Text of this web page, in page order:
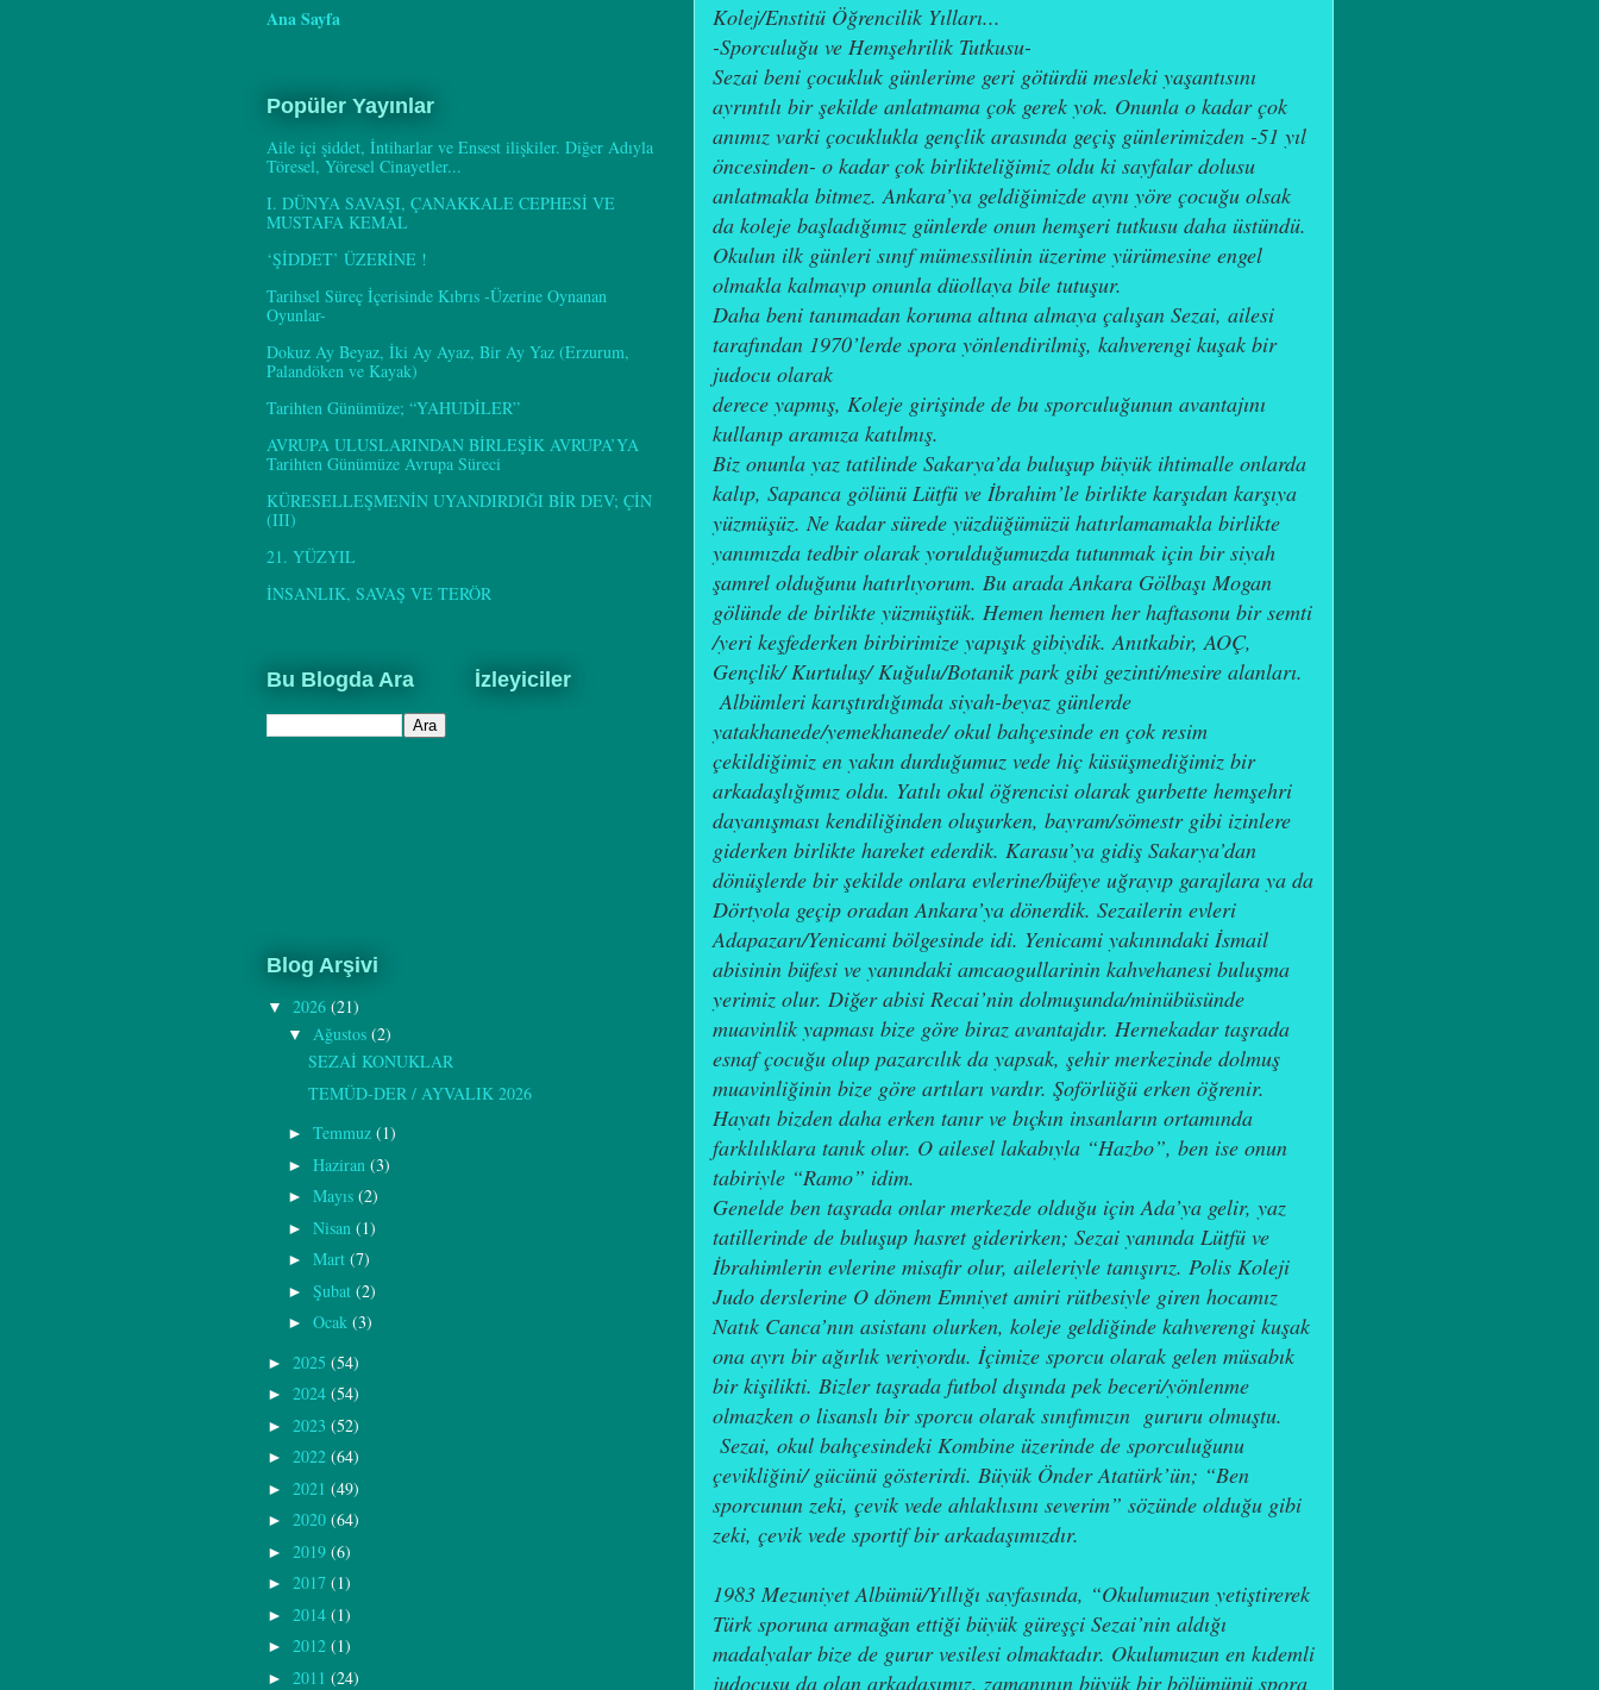
Kolej/Enstitü Öğrencilik Yılları...
-Sporculuğu ve Hemşehrilik Tutkusu-
Sezai beni çocukluk günlerime geri götürdü mesleki yaşantısını
ayrıntılı bir şekilde anlatmama çok gerek yok. Onunla o kadar çok
anımız varki çocuklukla gençlik arasında geçiş günlerimizden -51 yıl
öncesinden- o kadar çok birlikteliğimiz oldu ki sayfalar dolusu
anlatmakla bitmez. Ankara’ya geldiğimizde aynı yöre çocuğu olsak
da koleje başladığımız günlerde onun hemşeri tutkusu daha üstündü.
Okulun ilk günleri sınıf mümessilinin üzerime yürümesine engel
olmakla kalmayıp onunla düollaya bile tutuşur.
Daha beni tanımadan koruma altına almaya çalışan Sezai, ailesi
tarafından 1970’lerde spora yönlendirilmiş, kahverengi kuşak bir
judocu olarak
derece yapmış, Koleje girişinde de bu sporculuğunun avantajını
kullanıp aramıza katılmış.
Biz onunla yaz tatilinde Sakarya’da buluşup büyük ihtimalle onlarda
kalıp, Sapanca gölünü Lütfü ve İbrahim’le birlikte karşıdan karşıya
yüzmüşüz. Ne kadar sürede yüzdüğümüzü hatırlamamakla birlikte
yanımızda tedbir olarak yorulduğumuzda tutunmak için bir siyah
şamrel olduğunu hatırlıyorum. Bu arada Ankara Gölbaşı Mogan
gölünde de birlikte yüzmüştük. Hemen hemen her haftasonu bir semti
/yeri keşfederken birbirimize yapışık gibiydik. Anıtkabir, AOÇ,
Gençlik/ Kurtuluş/ Kuğulu/Botanik park gibi gezinti/mesire alanları.
Albümleri karıştırdığımda siyah-beyaz günlerde
yatakhanede/yemekhanede/ okul bahçesinde en çok resim
çekildiğimiz en yakın durduğumuz vede hiç küsüşmediğimiz bir
arkadaşlığımız oldu. Yatılı okul öğrencisi olarak gurbette hemşehri
dayanışması kendiliğinden oluşurken, bayram/sömestr gibi izinlere
giderken birlikte hareket ederdik. Karasu’ya gidiş Sakarya’dan
dönüşlerde bir şekilde onlara evlerine/büfeye uğrayıp garajlara ya da
Dörtyola geçip oradan Ankara’ya dönerdik. Sezailerin evleri
Adapazarı/Yenicami bölgesinde idi. Yenicami yakınındaki İsmail
abisinin büfesi ve yanındaki amcaogullarinin kahvehanesi buluşma
yerimiz olur. Diğer abisi Recai’nin dolmuşunda/minübüsünde
muavinlik yapması bize göre biraz avantajdır. Hernekadar taşrada
esnaf çocuğu olup pazarcılık da yapsak, şehir merkezinde dolmuş
muavinliğinin bize göre artıları vardır. Şoförlüğü erken öğrenir.
Hayatı bizden daha erken tanır ve bıçkın insanların ortamında
farklılıklara tanık olur. O ailesel lakabıyla “Hazbo”, ben ise onun
tabiriyle “Ramo” idim.
Genelde ben taşrada onlar merkezde olduğu için Ada’ya gelir, yaz
tatillerinde de buluşup hasret giderirken; Sezai yanında Lütfü ve
İbrahimlerin evlerine misafir olur, aileleriyle tanışırız. Polis Koleji
Judo derslerine O dönem Emniyet amiri rütbesiyle giren hocamız
Natık Canca’nın asistanı olurken, koleje geldiğinde kahverengi kuşak
ona ayrı bir ağırlık veriyordu. İçimize sporcu olarak gelen müsabık
bir kişilikti. Bizler taşrada futbol dışında pek beceri/yönlenme
olmazken o lisanslı bir sporcu olarak sınıfımızın gururu olmuştu.
Sezai, okul bahçesindeki Kombine üzerinde de sporculuğunu
çevikliğini/ gücünü gösterirdi. Büyük Önder Atatürk’ün; “Ben
sporcunun zeki, çevik vede ahlaklısını severim” sözünde olduğu gibi
zeki, çevik vede sportif bir arkadaşımızdır.
1983 Mezuniyet Albümü/Yıllığı sayfasında, “Okulumuzun yetiştirerek
Türk sporuna armağan ettiği büyük güreşçi Sezai’nin aldığı
madalyalar bize de gurur vesilesi olmaktadır. Okulumuzun en kıdemli
judocusu da olan arkadaşımız, zamanının büyük bir bölümünü spora
Ana Sayfa
Popüler Yayınlar
Aile içi şiddet, İntiharlar ve Ensest ilişkiler. Diğer Adıyla
Töresel, Yöresel Cinayetler...
I. DÜNYA SAVAŞI, ÇANAKKALE CEPHESİ VE
MUSTAFA KEMAL
‘ŞİDDET’ ÜZERİNE !
Tarihsel Süreç İçerisinde Kıbrıs -Üzerine Oynanan
Oyunlar-
Dokuz Ay Beyaz, İki Ay Ayaz, Bir Ay Yaz (Erzurum,
Palandöken ve Kayak)
Tarihten Günümüze; “YAHUDİLER”
AVRUPA ULUSLARINDAN BİRLEŞİK AVRUPA’YA
Tarihten Günümüze Avrupa Süreci
KÜRESELLEŞMENİN UYANDIRDIĞI BİR DEV; ÇİN
(III)
21. YÜZYIL
İNSANLIK, SAVAŞ VE TERÖR
Bu Blogda Ara İzleyiciler
Blog Arşivi
▼ 2026 (21)
▼ Ağustos (2)
SEZAİ KONUKLAR
TEMÜD-DER / AYVALIK 2026
► Temmuz (1)
► Haziran (3)
► Mayıs (2)
► Nisan (1)
► Mart (7)
► Şubat (2)
► Ocak (3)
► 2025 (54)
► 2024 (54)
► 2023 (52)
► 2022 (64)
► 2021 (49)
► 2020 (64)
► 2019 (6)
► 2017 (1)
► 2014 (1)
► 2012 (1)
► 2011 (24)